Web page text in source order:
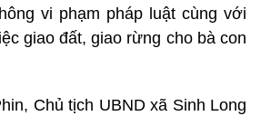
vi phạm pháp luật cùng với
giao đất, giao rừng cho bà con
Chủ tịch UBND xã Sinh Long